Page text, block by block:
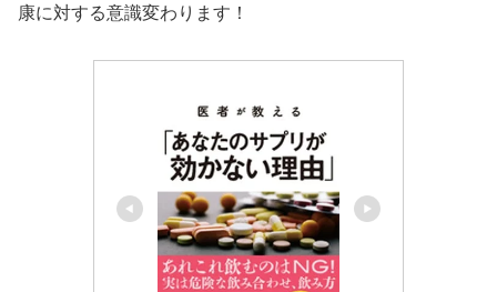
康に対する意識変わります！